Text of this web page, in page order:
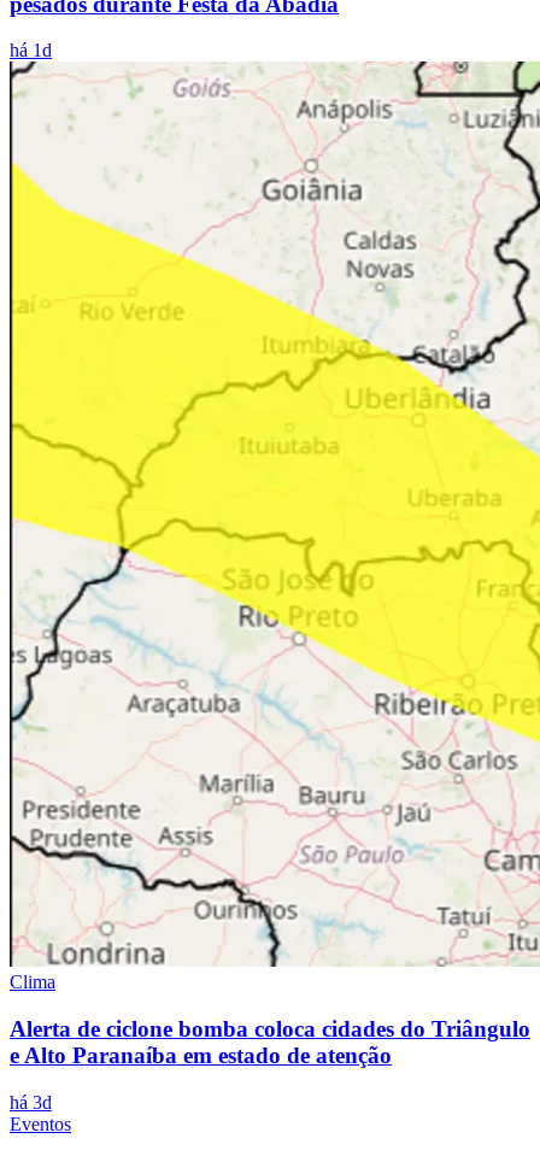
há 1d
Clima
Alerta de ciclone bomba coloca cidades do Triângulo
e Alto Paranaíba em estado de atenção
há 3d
Eventos